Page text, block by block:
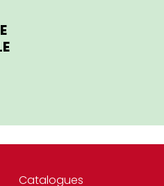
Catalogues